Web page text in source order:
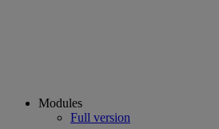
Modules
Full version